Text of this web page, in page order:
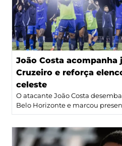
João Costa acompanha
Cruzeiro e reforça
celeste
O atacante João Costa
Belo Horizonte e marcou